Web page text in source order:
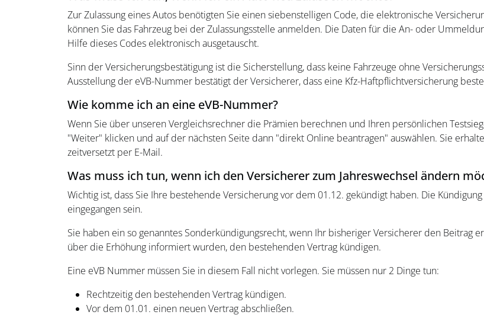
Zur Zulassung eines Autos benötigten Sie einen siebenstelligen Code, die elektronische
können Sie das Fahrzeug bei der Zulassungsstelle anmelden. Die Daten für die An- oder
Hilfe dieses Codes elektronisch ausgetauscht.
Sinn der Versicherungsbestätigung ist die Sicherstellung, dass keine Fahrzeuge ohne
Ausstellung der eVB-Nummer bestätigt der Versicherer, dass eine Kfz-Haftpflichtversicherung
Wie komme ich an eine eVB-Nummer?
Wenn Sie über unseren Vergleichsrechner die Prämien berechnen und Ihren persönlichen
"Weiter" klicken und auf der nächsten Seite dann "direkt Online beantragen" auswählen. Sie
zeitversetzt per E-Mail.
Was muss ich tun, wenn ich den Versicherer zum Jahreswechsel ändern
Wichtig ist, dass Sie Ihre bestehende Versicherung vor dem 01.12. gekündigt haben. Die
eingegangen sein.
Sie haben ein so genanntes Sonderkündigungsrecht, wenn Ihr bisheriger Versicherer den Beitrag
über die Erhöhung informiert wurden, den bestehenden Vertrag kündigen.
Eine eVB Nummer müssen Sie in diesem Fall nicht vorlegen. Sie müssen nur 2 Dinge tun:
Rechtzeitig den bestehenden Vertrag kündigen.
Vor dem 01.01. einen neuen Vertrag abschließen.